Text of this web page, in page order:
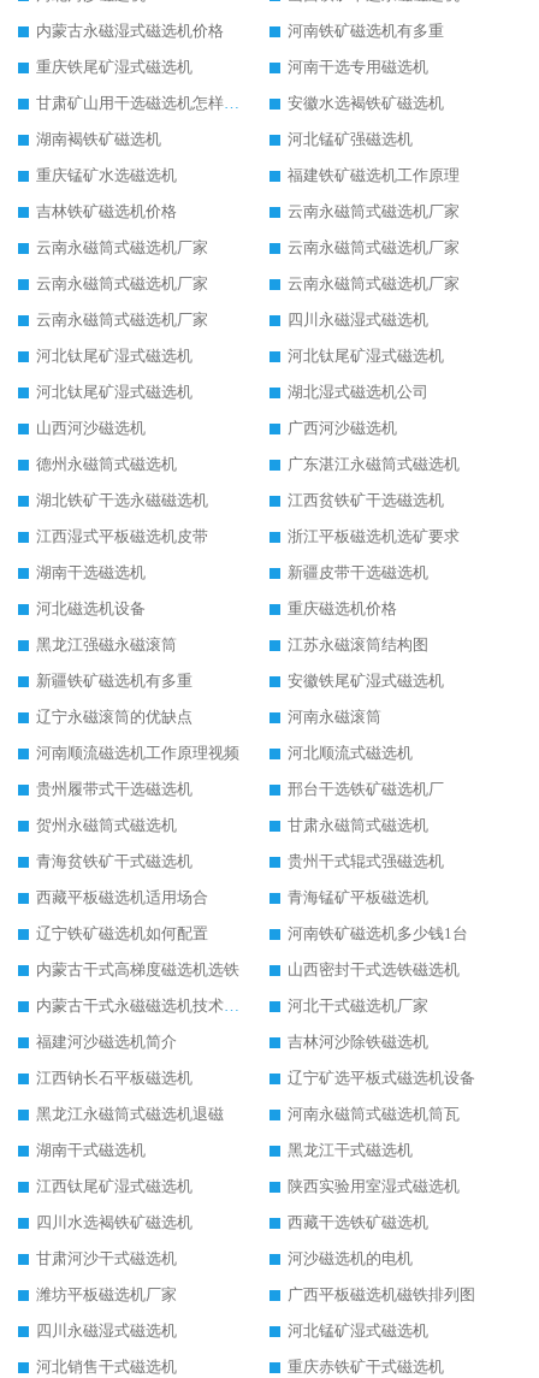
内蒙古永磁湿式磁选机价格
河南铁矿磁选机有多重
重庆铁尾矿湿式磁选机
河南干选专用磁选机
甘肃矿山用干选磁选机怎样调磁
安徽水选褐铁矿磁选机
湖南褐铁矿磁选机
河北锰矿强磁选机
重庆锰矿水选磁选机
福建铁矿磁选机工作原理
吉林铁矿磁选机价格
云南永磁筒式磁选机厂家
云南永磁筒式磁选机厂家
云南永磁筒式磁选机厂家
云南永磁筒式磁选机厂家
云南永磁筒式磁选机厂家
云南永磁筒式磁选机厂家
四川永磁湿式磁选机
河北钛尾矿湿式磁选机
河北钛尾矿湿式磁选机
河北钛尾矿湿式磁选机
湖北湿式磁选机公司
山西河沙磁选机
广西河沙磁选机
德州永磁筒式磁选机
广东湛江永磁筒式磁选机
湖北铁矿干选永磁磁选机
江西贫铁矿干选磁选机
江西湿式平板磁选机皮带
浙江平板磁选机选矿要求
湖南干选磁选机
新疆皮带干选磁选机
河北磁选机设备
重庆磁选机价格
黑龙江强磁永磁滚筒
江苏永磁滚筒结构图
新疆铁矿磁选机有多重
安徽铁尾矿湿式磁选机
辽宁永磁滚筒的优缺点
河南永磁滚筒
河南顺流磁选机工作原理视频
河北顺流式磁选机
贵州履带式干选磁选机
邢台干选铁矿磁选机厂
贺州永磁筒式磁选机
甘肃永磁筒式磁选机
青海贫铁矿干式磁选机
贵州干式辊式强磁选机
西藏平板磁选机适用场合
青海锰矿平板磁选机
辽宁铁矿磁选机如何配置
河南铁矿磁选机多少钱1台
内蒙古干式高梯度磁选机选铁
山西密封干式选铁磁选机
内蒙古干式永磁磁选机技术要求
河北干式磁选机厂家
福建河沙磁选机简介
吉林河沙除铁磁选机
江西钠长石平板磁选机
辽宁矿选平板式磁选机设备
黑龙江永磁筒式磁选机退磁
河南永磁筒式磁选机筒瓦
湖南干式磁选机
黑龙江干式磁选机
江西钛尾矿湿式磁选机
陕西实验用室湿式磁选机
四川水选褐铁矿磁选机
西藏干选铁矿磁选机
甘肃河沙干式磁选机
河沙磁选机的电机
潍坊平板磁选机厂家
广西平板磁选机磁铁排列图
四川永磁湿式磁选机
河北锰矿湿式磁选机
河北销售干式磁选机
重庆赤铁矿干式磁选机